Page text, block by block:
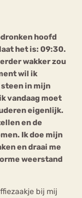
hoofd
het is: 09:30.
wakker zou
wil ik
in mijn
vandaag moet
eigenlijk.
en de
Ik doe mijn
en draai me
weerstand
bij mij
Nervosa
Trauma